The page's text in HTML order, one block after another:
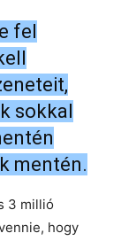
fel
sokkal
mentén.
3 millió
hogy